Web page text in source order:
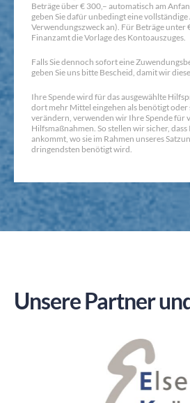
Beträge über € 300,– automatisch am
geben Sie dafür unbedingt eine vollständige
Verwendungszweck an). Für Beträge unter
Finanzamt die Vorlage des Kontoauszuges.
Falls Sie dennoch sofort eine
geben Sie uns bitte Bescheid, damit wir
Ihre Spende wird für das ausgewählte
dort mehr Mittel eingehen als benötigt
verändern, verwenden wir Ihre Spende für
Hilfsmaßnahmen. So stellen wir sicher,
ankommt, wo sie im Rahmen unseres
dringendsten benötigt wird.
Unsere Partner